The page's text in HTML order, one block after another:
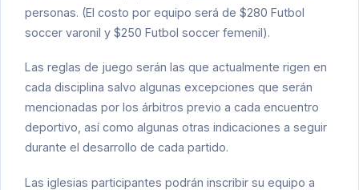
personas. (El costo por equipo será de $280 Futbol
soccer varonil y $250 Futbol soccer femenil).
Las reglas de juego serán las que actualmente rigen en
cada disciplina salvo algunas excepciones que serán
mencionadas por los árbitros previo a cada encuentro
deportivo, así como algunas otras indicaciones a seguir
durante el desarrollo de cada partido.
Las iglesias participantes podrán inscribir su equipo a